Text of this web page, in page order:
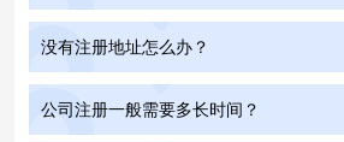
没有注册地址怎么办？
公司注册一般需要多长时间？